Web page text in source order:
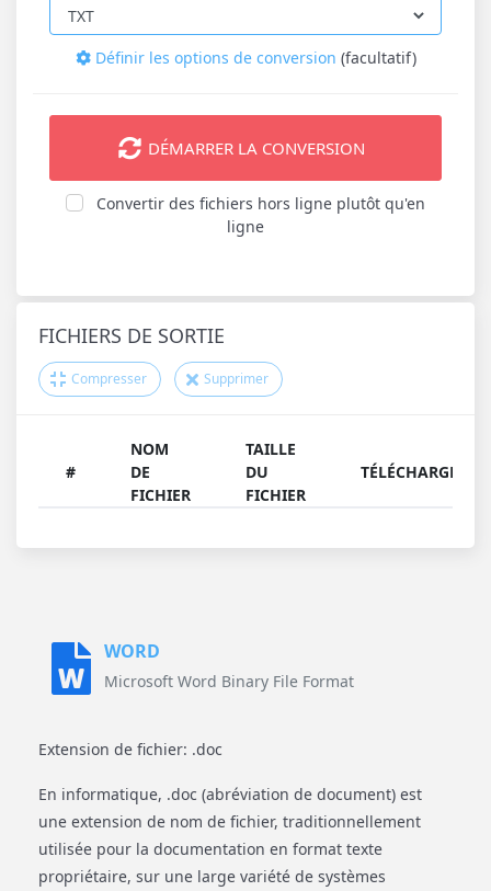
Définir les options de conversion (facultatif)
DÉMARRER LA CONVERSION
Convertir des fichiers hors ligne plutôt qu'en
ligne
FICHIERS DE SORTIE
Compresser Supprimer
#
NOM
DE
FICHIER
TAILLE
DU
FICHIER
TÉLÉCHARGER
WORD
Microsoft Word Binary File Format
Extension de fichier: .doc
En informatique, .doc (abréviation de document) est
une extension de nom de fichier, traditionnellement
utilisée pour la documentation en format texte
propriétaire, sur une large variété de systèmes